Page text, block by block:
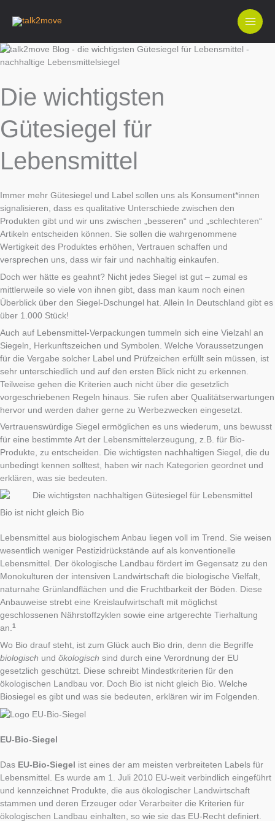
Inhalt
Die wichtigsten
Gütesiegel für
Lebensmittel
Immer mehr Gütesiegel und Label sollen uns als Konsument*innen
signalisieren, dass es qualitative Unterschiede zwischen den
Produkten gibt und wir uns zwischen „besseren“ und „schlechteren“
Artikeln entscheiden können. Sie sollen die wahrgenommene
Wertigkeit des Produktes erhöhen, Vertrauen schaffen und
versprechen uns, dass wir fair und nachhaltig einkaufen.
Doch wer hätte es geahnt? Nicht jedes Siegel ist gut – zumal es
mittlerweile so viele von ihnen gibt, dass man kaum noch einen
Überblick über den Siegel-Dschungel hat. Allein In Deutschland gibt es
über 1.000 Stück!
Auch auf Lebensmittel-Verpackungen tummeln sich eine Vielzahl an
Siegeln, Herkunftszeichen und Symbolen. Welche Voraussetzungen
für die Vergabe solcher Label und Prüfzeichen erfüllt sein müssen, ist
sehr unterschiedlich und auf den ersten Blick nicht zu erkennen.
Teilweise gehen die Kriterien auch nicht über die gesetzlich
vorgeschriebenen Regeln hinaus. Sie rufen aber Qualitätserwartungen
hervor und werden daher gerne zu Werbezwecken eingesetzt.
Vertrauenswürdige Siegel ermöglichen es uns wiederum, uns bewusst
für eine bestimmte Art der Lebensmittelerzeugung, z.B. für Bio-
Produkte, zu entscheiden. Die wichtigsten nachhaltigen Siegel, die du
unbedingt kennen solltest, haben wir nach Kategorien geordnet und
erklären, was sie bedeuten.
Bio ist nicht gleich Bio
Lebensmittel aus biologischem Anbau liegen voll im Trend. Sie weisen
wesentlich weniger Pestizidrückstände auf als konventionelle
Lebensmittel. Der ökologische Landbau fördert im Gegensatz zu den
Monokulturen der intensiven Landwirtschaft die biologische Vielfalt,
naturnahe Grünlandflächen und die Fruchtbarkeit der Böden. Diese
Anbauweise strebt eine Kreislaufwirtschaft mit möglichst
geschlossenen Nährstoffzyklen sowie eine artgerechte Tierhaltung
an.1
Wo Bio drauf steht, ist zum Glück auch Bio drin, denn die Begriffe
biologisch und ökologisch sind durch eine Verordnung der EU
gesetzlich geschützt. Diese schreibt Mindestkriterien für den
ökologischen Landbau vor. Doch Bio ist nicht gleich Bio. Welche
Biosiegel es gibt und was sie bedeuten, erklären wir im Folgenden.
EU-Bio-Siegel
Das EU-Bio-Siegel ist eines der am meisten verbreiteten Labels für
Lebensmittel. Es wurde am 1. Juli 2010 EU-weit verbindlich eingeführt
und kennzeichnet Produkte, die aus ökologischer Landwirtschaft
stammen und deren Erzeuger oder Verarbeiter die Kriterien für
ökologischen Landbau einhalten, so wie sie das EU-Recht definiert.